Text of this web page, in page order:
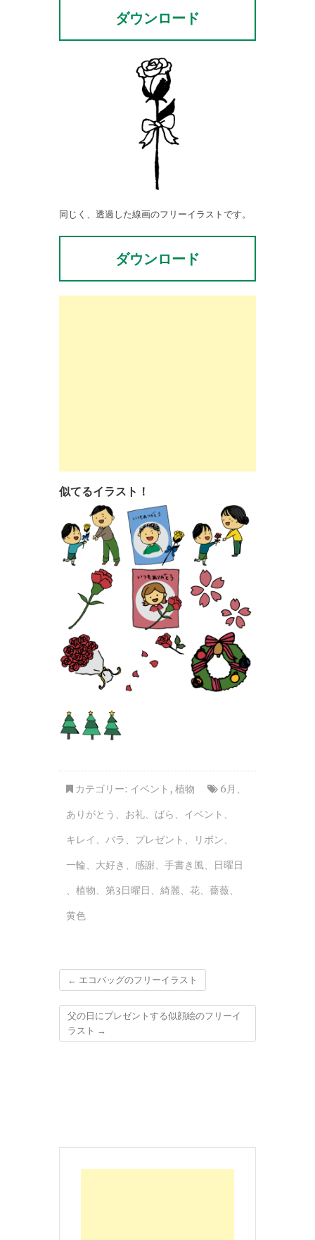
ダウンロード
同じく、透過した線画のフリーイラストです。
ダウンロード
似てるイラスト！
カテゴリー: イベント , 植物 6月 、
ありがとう 、 お礼、 ばら 、 イベント 、
キレイ 、 バラ 、 プレゼント 、 リボン、
一輪、 大好き 、 感謝、 手書き風、
日曜日
、 植物、 第3日曜日 、 綺麗、 花、 薔薇、
黄色
← エコバッグのフリーイラスト
父の日にプレゼントする似顔絵のフリーイ
ラスト →